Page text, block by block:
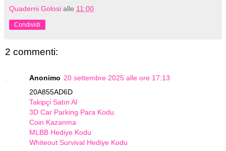
Quaderni Golosi alle 11:00
Condividi
2 commenti:
Anonimo 20 settembre 2025 alle ore 17:13
20A855AD6D
Takipçi Satın Al
3D Car Parking Para Kodu
Coin Kazanma
MLBB Hediye Kodu
Whiteout Survival Hediye Kodu